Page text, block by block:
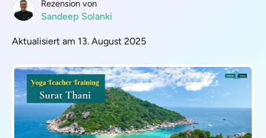
Rezension von
Sandeep Solanki
Aktualisiert am 13. August 2025